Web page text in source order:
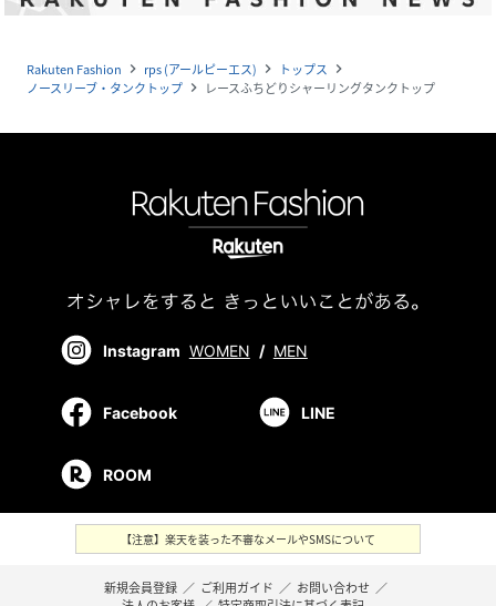
Rakuten Fashion navigate_next rps (アールピーエス) navigate_next トップス navigate_next
ノースリーブ・タンクトップ navigate_next レースふちどりシャーリングタンクトップ
Instagram WOMEN / MEN
Facebook LINE
ROOM
【注意】楽天を装った不審なメールやSMSについて
新規会員登録 ／ ご利用ガイド ／ お問い合わせ ／